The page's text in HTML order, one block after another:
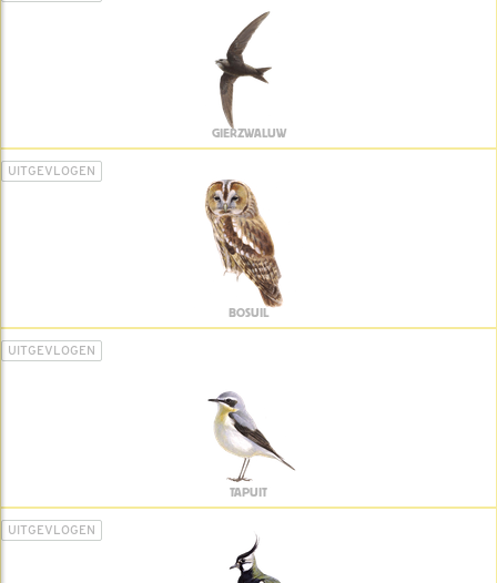
GIERZWALUW
UITGEVLOGEN
BOSUIL
UITGEVLOGEN
TAPUIT
UITGEVLOGEN